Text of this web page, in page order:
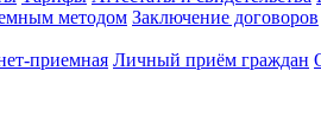
методом Заключение договоров
приемная Личный приём граждан